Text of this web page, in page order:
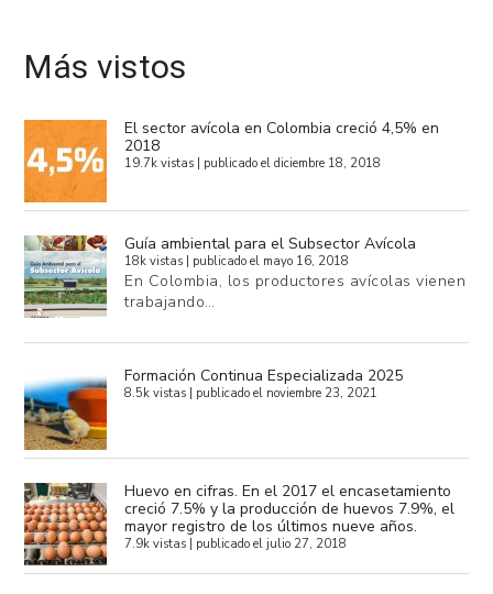
Más vistos
El sector avícola en Colombia creció 4,5% en
2018
19.7k vistas | publicado el diciembre 18, 2018
Guía ambiental para el Subsector Avícola
18k vistas | publicado el mayo 16, 2018
En Colombia, los productores avícolas vienen
trabajando…
Formación Continua Especializada 2025
8.5k vistas | publicado el noviembre 23, 2021
Huevo en cifras. En el 2017 el encasetamiento
creció 7.5% y la producción de huevos 7.9%, el
mayor registro de los últimos nueve años.
7.9k vistas | publicado el julio 27, 2018